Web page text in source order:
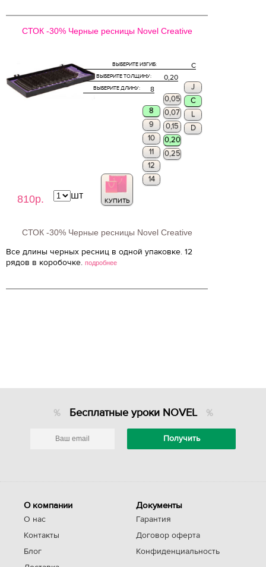
СТОК -30% Черные ресницы Novel Creative
810р.
C
ВЫБЕРИТЕ ИЗГИБ:
0,20
ВЫБЕРИТЕ ТОЛЩИНУ:
8
ВЫБЕРИТЕ ДЛИНУ:
J
C
0,05
0,07
0,15
0,20
8
9
10
11
12
14
0,25
L
D
КУПИТЬ
шт
СТОК -30% Черные ресницы Novel Creative
Все длины черных ресниц в одной упаковке. 12
рядов в коробочке. подробнее
Бесплатные уроки NOVEL
О компании
О нас
Контакты
Блог
Документы
Гарантия
Договор оферта
Конфиденциальность